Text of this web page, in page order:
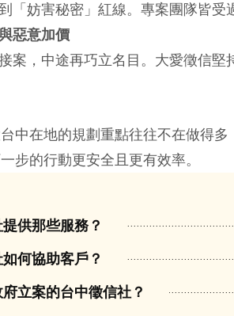
「妨害秘密」紅線。專案團隊皆
惡意加價
案，中途再巧立名目。大愛徵信
中在地的規劃重點往往不在做得
步的行動更安全且更有效率。
供那些服務？
何協助客戶？
立案的台中徵信社？